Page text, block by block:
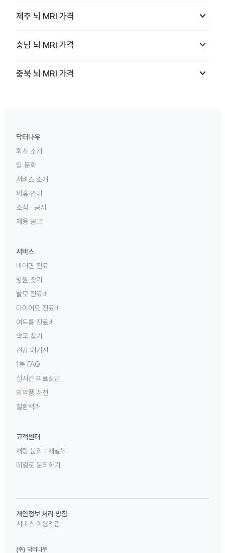
제주 뇌 MRI 가격 keyboard_arrow_down
충남 뇌 MRI 가격 keyboard_arrow_down
충북 뇌 MRI 가격 keyboard_arrow_down
닥터나우
회사 소개
팀 문화
서비스 소개
제휴 안내
소식 · 공지
채용 공고
서비스
비대면 진료
병원 찾기
탈모 진료비
다이어트 진료비
여드름 진료비
약국 찾기
건강 매거진
1분 FAQ
실시간 의료상담
의약품 사전
질환백과
고객센터
채팅 문의 : 채널톡
메일로 문의하기
개인정보 처리 방침
서비스 이용약관
(주) 닥터나우